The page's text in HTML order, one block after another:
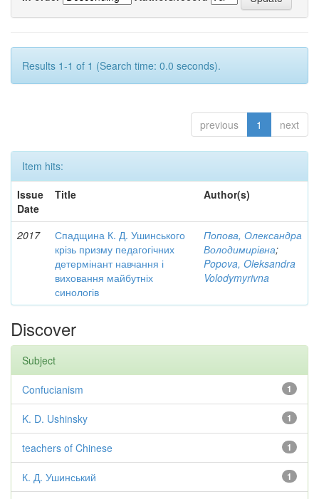
Results 1-1 of 1 (Search time: 0.0 seconds).
previous 1 next
Item hits:
Issue
Date
Title Author(s)
2017
Спадщина К. Д. Ушинського
крізь призму педагогічних
детермінант навчання і
виховання майбутніх
синологів
Попова, Олександра
Володимирівна;
Popova, Oleksandra
Volodymyrivna
Discover
Subject
1
Confucianism
1
K. D. Ushinsky
1
teachers of Chinese
1
К. Д. Ушинський